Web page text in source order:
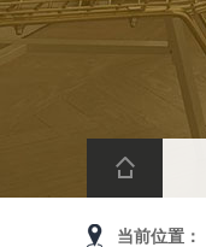
当前位置：